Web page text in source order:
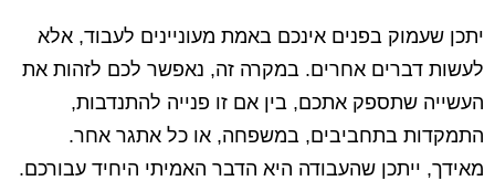
יתכן שעמוק בפנים אינכם באמת מעוניינים לעבוד, אלא
לעשות דברים אחרים. במקרה זה, נאפשר לכם לזהות את
העשייה שתספק אתכם, בין אם זו פנייה להתנדבות,
התמקדות בתחביבים, במשפחה, או כל אתגר אחר.
מאידך, ייתכן שהעבודה היא הדבר האמיתי היחיד עבורכם.